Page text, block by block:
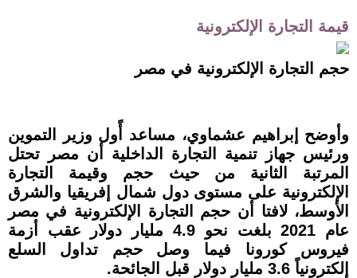
قيمة التجارة الإلكترونية
حجم التجارة الإلكترونية في مصر
وأوضح إبراهيم عشماوي، مساعد أًول وزير التموين
ورئيس جهاز تنمية التجارة الداخلية أن مصر تحتل
المرتبة الثانية من حيث حجم وقيمة التجارة
الإلكترونية على مستوى دول شمال إفريقيا والشرق
الأوسط، لافتا أن حجم التجارة الإلكترونية في مصر
عام 2021 بلغت نحو 4.9 مليار دولار عقب أزمة
فيروس كورونا فيما وصل حجم تداول السلع
إلكترونياً 3.6 مليار دولار قبل الجائحة.